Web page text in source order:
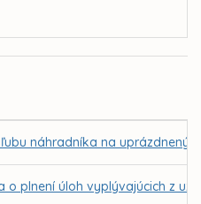
náhradníka na uprázdnený
o plnení úloh vyplývajúcich z